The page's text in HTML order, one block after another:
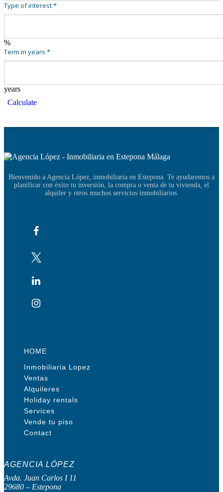
Type of interest *
%
Term in years *
years
Calculate
Bienvenido a Agencia López, inmobiliaria en Estepona. Te ayudaremos a
planificar con éxito tu inversión, la compra o venta de tu vivienda, el
alquiler y otros muchos servicios inmobiliarios.
HOME
Inmobiliaria Lopez
Ventas
Alquileres
Holiday rentals
Services
Vende tu piso
Contact
AGENCIA LÓPEZ
Avda. Juan Carlos I 11
29680 – Estepona